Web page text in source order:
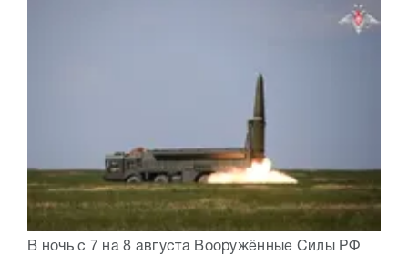
В ночь с 7 на 8 августа Вооружённые Силы РФ